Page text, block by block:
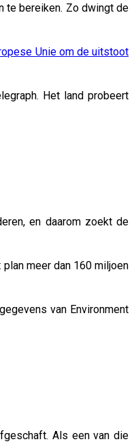
te bereiken. Zo dwingt de
Unie om de uitstoot
Het land probeert
en daarom zoekt de
meer dan 160 miljoen
van Environment
Als een van die